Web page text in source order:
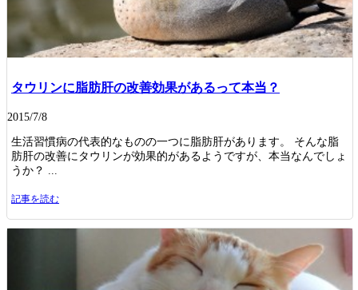
タウリンに脂肪肝の改善効果があるって本当？
2015/7/8
生活習慣病の代表的なものの一つに脂肪肝があります。 そんな脂
肪肝の改善にタウリンが効果的があるようですが、本当なんでしょ
うか？ ...
記事を読む